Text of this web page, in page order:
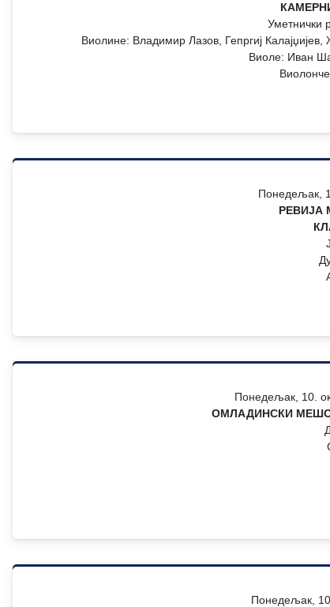
Уметнички
Виолине: Владимир Лазов, Гепргиј
Виоле: Иван
Понедељак,
РЕВИЈА
Понедељак, 10.
ОМЛАДИНСКИ
Понедељак,